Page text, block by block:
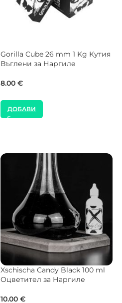
SALE
NEW
Въглени за Наргиле
45.00 40.00
DARKSIDE Hookah D-Catcher
Меласа Кетчър за Наргиле
20.00€